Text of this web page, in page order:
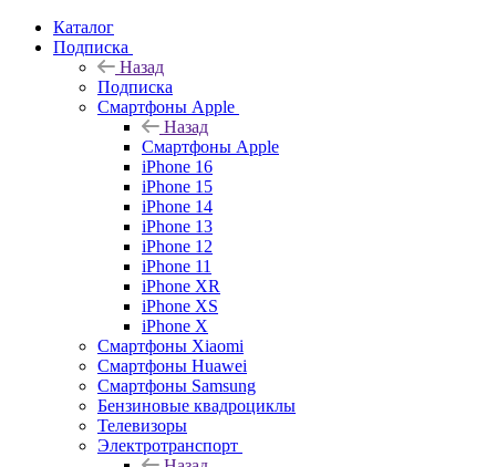
Каталог
Подписка
Назад
Подписка
Смартфоны Apple
Назад
Смартфоны Apple
iPhone 16
iPhone 15
iPhone 14
iPhone 13
iPhone 12
iPhone 11
iPhone XR
iPhone XS
iPhone X
Смартфоны Xiaomi
Смартфоны Huawei
Смартфоны Samsung
Бензиновые квадроциклы
Телевизоры
Электротранспорт